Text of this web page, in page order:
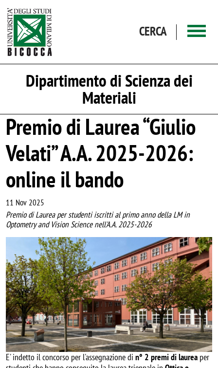
CERCA
Dipartimento di Scienza dei
Materiali
Premio di Laurea “Giulio
Velati” A.A. 2025-2026:
online il bando
11 Nov 2025
Premio di Laurea per studenti iscritti al primo anno della LM in
Optometry and Vision Science nell'A.A. 2025-2026
E' indetto il concorso per l'assegnazione di n° 2 premi di laurea per